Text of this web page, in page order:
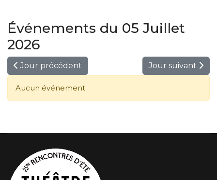
Événements du 05 Juillet
2026
Jour précédent Jour suivant
Aucun événement